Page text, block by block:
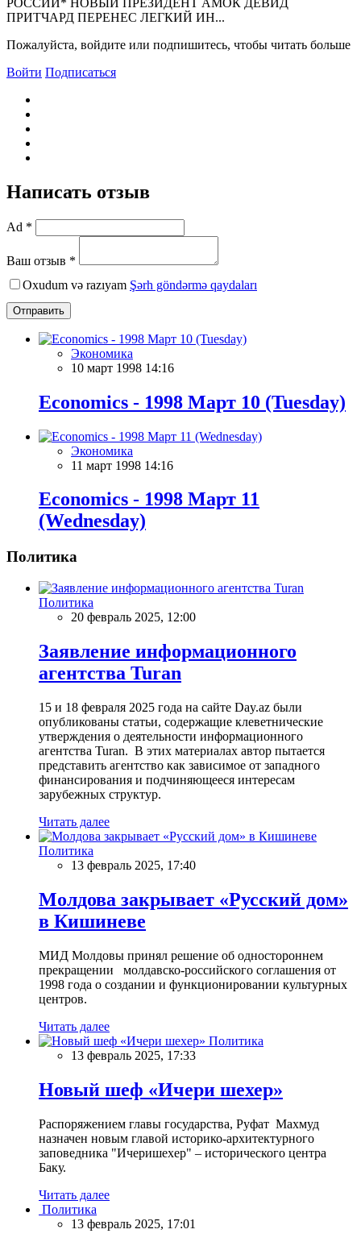
РОССИИ* HОВЫЙ ПРЕЗИДЕHТ АМОК ДЕВИД
ПРИТЧАРД ПЕРЕHЕС ЛЕГКИЙ ИH...
Пожалуйста, войдите или подпишитесь, чтобы читать больше
Войти Подписаться
Написать отзыв
Ad *
Ваш отзыв *
Oxudum və razıyam Şərh göndərmə qaydaları
Отправить
Экономика
10 март 1998 14:16
Economics - 1998 Март 10 (Tuesday)
Экономика
11 март 1998 14:16
Economics - 1998 Март 11
(Wednesday)
Политика
Политика
20 февраль 2025, 12:00
Заявление информационного
агентства Turan
15 и 18 февраля 2025 года на сайте Day.az были
опубликованы статьи, содержащие клеветнические
утверждения о деятельности информационного
агентства Turan. В этих материалах автор пытается
представить агентство как зависимое от западного
финансирования и подчиняющееся интересам
зарубежных структур.
Читать далее
Политика
13 февраль 2025, 17:40
Молдова закрывает «Русский дом»
в Кишиневе
МИД Молдовы принял решение об одностороннем
прекращении молдавско-российского соглашения от
1998 года о создании и функционировании культурных
центров.
Читать далее
Политика
13 февраль 2025, 17:33
Новый шеф «Ичери шехер»
Распоряжением главы государства, Руфат Махмуд
назначен новым главой историко-архитектурного
заповедника "Ичеришехер" – исторического центра
Баку.
Читать далее
Политика
13 февраль 2025, 17:01